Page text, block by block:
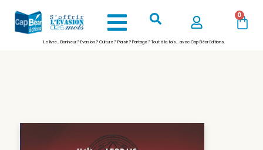
0
Le livre… Bonheur ? Evasion ? Culture ? Plaisir ? Partage ? Tout à la fois… avec Cap Béar Editions.